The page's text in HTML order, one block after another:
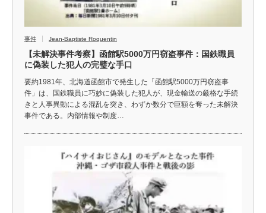
事件 Jean-Baptiste Roquentin
【未解決事件考察】函館駅5000万円窃盗事件：国鉄職員
に偽装した犯人の完璧な手口
要約1981年、北海道函館市で発生した「函館駅5000万円窃盗事
件」は、国鉄職員に巧妙に偽装した犯人が、現金輸送の厳格な手続
きと人事異動による混乱を突き、わずか数分で巨額を奪った未解決
事件である。内部情報や制度…